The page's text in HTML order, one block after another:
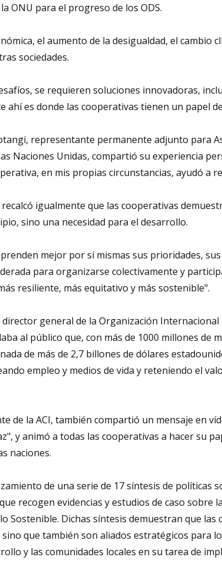
ONU para el progreso de los ODS.
el aumento de la desigualdad, el cambio
sociedades.
se requieren soluciones innovadoras,
ahí es donde las cooperativas tienen un papel
representante permanente adjunto para
Naciones Unidas, compartió su experiencia
en mis propias circunstancias, ayudó a
igualmente que las cooperativas
sino una necesidad para el desarrollo.
mejor por sí mismas sus prioridades,
para organizarse colectivamente y
resiliente, más equitativo y más sostenible".
general de la Organización
al público que, con más de 1000 millones de
de más de 2,7 billones de dólares
empleo y medios de vida y reteniendo el
de la ACI, también compartió un mensaje en
y animó a todas las cooperativas a hacer su
naciones.
de una serie de 17 síntesis de políticas
recogen evidencias y estudios de caso sobre
Sostenible. Dichas síntesis demuestran que
que también son aliados estratégicos para
y las comunidades locales en su tarea de